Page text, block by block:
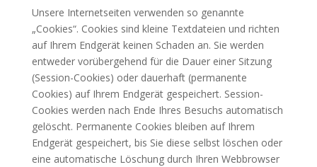
Unsere Internetseiten verwenden so genannte
„Cookies“. Cookies sind kleine Textdateien und richten
auf Ihrem Endgerät keinen Schaden an. Sie werden
entweder vorübergehend für die Dauer einer Sitzung
(Session-Cookies) oder dauerhaft (permanente
Cookies) auf Ihrem Endgerät gespeichert. Session-
Cookies werden nach Ende Ihres Besuchs automatisch
gelöscht. Permanente Cookies bleiben auf Ihrem
Endgerät gespeichert, bis Sie diese selbst löschen oder
eine automatische Löschung durch Ihren Webbrowser